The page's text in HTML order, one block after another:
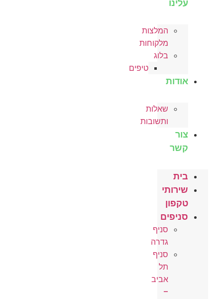
עלינו
המלצות
מלקוחות
בלוג
טיפים
אודות
שאלות
ותשובות
צור
קשר
בית
שירותי
טקפון
סניפים
סניף
גדרה
סניף
תל
אביב
–